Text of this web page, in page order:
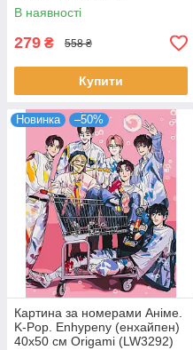
В наявності
279 ₴ 558 ₴
Купити
Новинка –50%
Картина за номерами Аніме.
K-Pop. Enhypenу (енхайпен)
40x50 см Origami (LW3292)